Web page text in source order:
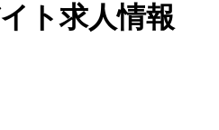
ト求人情報